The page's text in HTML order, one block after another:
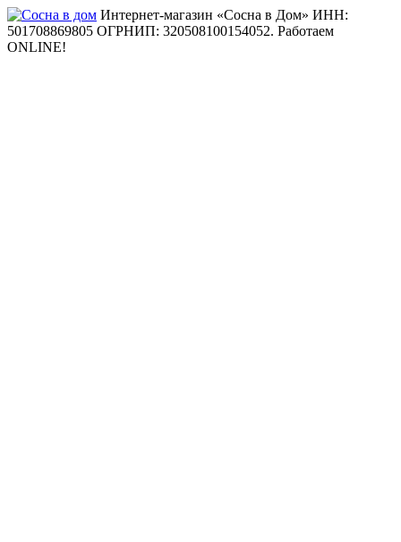
Интернет-магазин «Сосна в Дом» ИНН:
501708869805 ОГРНИП: 320508100154052. Работаем
ONLINE!